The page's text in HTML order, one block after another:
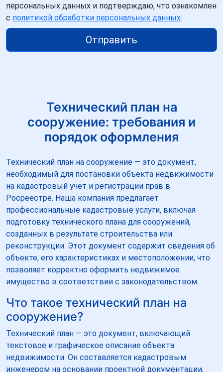
персональных данных и подтверждаю, что ознакомлен
с политикой обработки персональных данных.
Отправить
Технический план на
сооружение: требования и
порядок оформления
Технический план на сооружение — это документ,
необходимый для постановки объекта недвижимости
на кадастровый учет и регистрации прав в
Росреестре. Наша компания предлагает
профессиональные кадастровые услуги, включая
подготовку технического плана для сооружений,
созданных в результате строительства или
реконструкции. Этот документ содержит сведения об
объекте, его характеристиках и местоположении, что
позволяет корректно оформить недвижимое
имущество в соответствии с законодательством.
Что такое технический план на
сооружение?
Технический план — это документ, включающий
текстовое и графическое описание объекта
недвижимости. Он составляется кадастровым
инженером на основании проектной документации,